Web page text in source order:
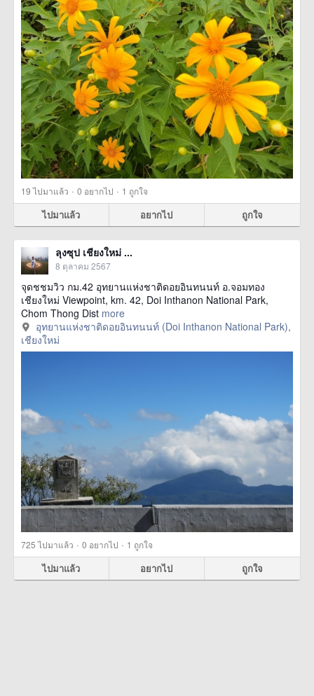
19ไปมาแล้ว · 0 อยากไป · 1 ถูกใจ
ไปมาแล้ว อยากไป ถูกใจ
ลุงซุป เชียงใหม่ ...
8 ตุลาคม 2567
จุดชชมวิว กม.42 อุทยานแห่งชาติดอยอินทนนท์ อ.จอมทอง
เชียงใหม่ Viewpoint, km. 42, Doi Inthanon National Park,
Chom Thong Dist more
อุทยานแห่งชาติดอยอินทนนท์ (Doi Inthanon National Park),
เชียงใหม่
725ไปมาแล้ว · 0 อยากไป · 1 ถูกใจ
ไปมาแล้ว อยากไป ถูกใจ